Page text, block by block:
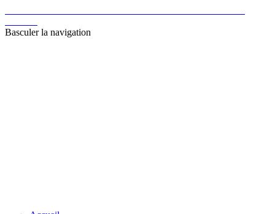
Ecole Catholique Sainte Bernadette et Saint Joseph de
Landas
Basculer la navigation